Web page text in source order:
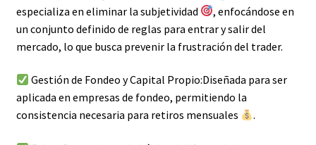
especializa en eliminar la subjetividad
, enfocándose en
un conjunto definido de reglas para entrar y salir del
mercado, lo que busca prevenir la frustración del trader.
Gestión de Fondeo y Capital Propio:Diseñada para ser
aplicada en empresas de fondeo, permitiendo la
consistencia necesaria para retiros mensuales
.